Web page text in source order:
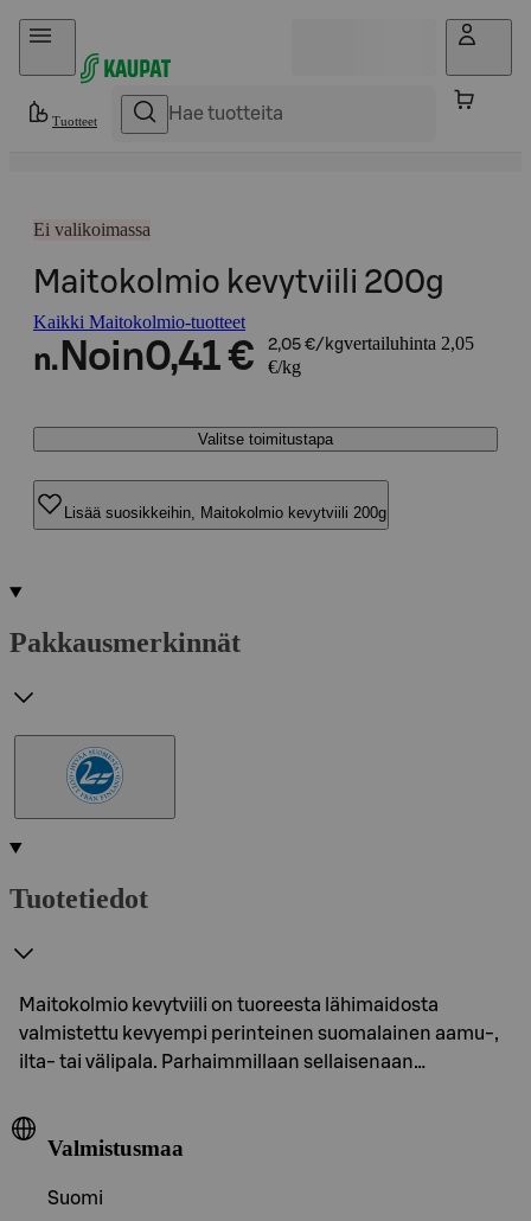
Hyppää sisältöön
Tuotteet
Ei valikoimassa
Maitokolmio kevytviili 200g
Kaikki Maitokolmio-tuotteet
n. Noin0,41 € 2,05 €/kgvertailuhinta 2,05
€/kg
Valitse toimitustapa
Lisää suosikkeihin, Maitokolmio kevytviili 200g
Pakkausmerkinnät
Tuotetiedot
Maitokolmio kevytviili on tuoreesta lähimaidosta
valmistettu kevyempi perinteinen suomalainen aamu-,
ilta- tai välipala. Parhaimmillaan sellaisenaan…
Valmistusmaa
Suomi